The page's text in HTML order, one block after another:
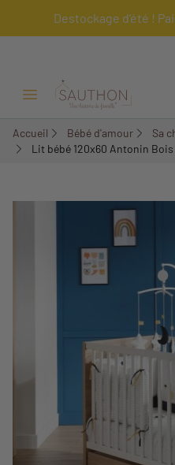
Destockage d'été !
Ouvrir/Fermer menu
Accueil Bébé d'amour Sa
Lit bébé 120x60 Antonin Bois